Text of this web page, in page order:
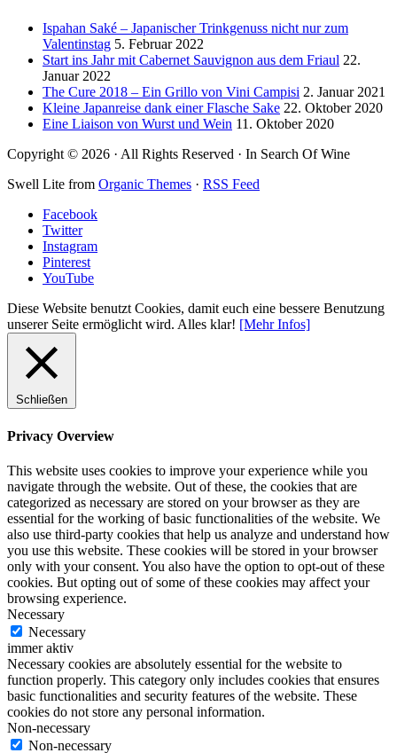
Ispahan Saké – Japanischer Trinkgenuss nicht nur zum
Valentinstag 5. Februar 2022
Start ins Jahr mit Cabernet Sauvignon aus dem Friaul 22.
Januar 2022
The Cure 2018 – Ein Grillo von Vini Campisi 2. Januar 2021
Kleine Japanreise dank einer Flasche Sake 22. Oktober 2020
Eine Liaison von Wurst und Wein 11. Oktober 2020
Copyright © 2026 · All Rights Reserved · In Search Of Wine
Swell Lite from Organic Themes · RSS Feed
Facebook
Twitter
Instagram
Pinterest
YouTube
Diese Website benutzt Cookies, damit euch eine bessere Benutzung
unserer Seite ermöglicht wird. Alles klar! [Mehr Infos]
Schließen
Privacy Overview
This website uses cookies to improve your experience while you
navigate through the website. Out of these, the cookies that are
categorized as necessary are stored on your browser as they are
essential for the working of basic functionalities of the website. We
also use third-party cookies that help us analyze and understand how
you use this website. These cookies will be stored in your browser
only with your consent. You also have the option to opt-out of these
cookies. But opting out of some of these cookies may affect your
browsing experience.
Necessary
Necessary
immer aktiv
Necessary cookies are absolutely essential for the website to
function properly. This category only includes cookies that ensures
basic functionalities and security features of the website. These
cookies do not store any personal information.
Non-necessary
Non-necessary